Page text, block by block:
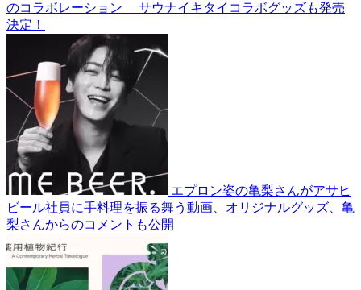
のコラボレーション サウナイキタイコラボグッズも発売
決定！
エプロン姿の亀梨さんがアサヒ
ビール社員に手料理を振る舞う動画、オリジナルグッズ、亀
梨さんからのコメントも公開